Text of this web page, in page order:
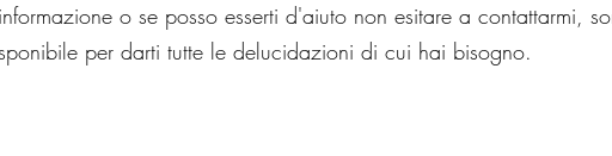
o se posso esserti d'aiuto non esitare a contattarmi,
per darti tuttele delucidazioni di cui hai bisogno.